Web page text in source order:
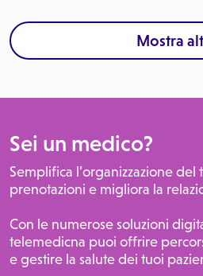
Mostra
Sei un medico?
Semplifica l’organizzazione
prenotazioni e migliora la
Con le numerose soluzioni
telemedicna puoi offrire
e gestire la salute dei tuoi